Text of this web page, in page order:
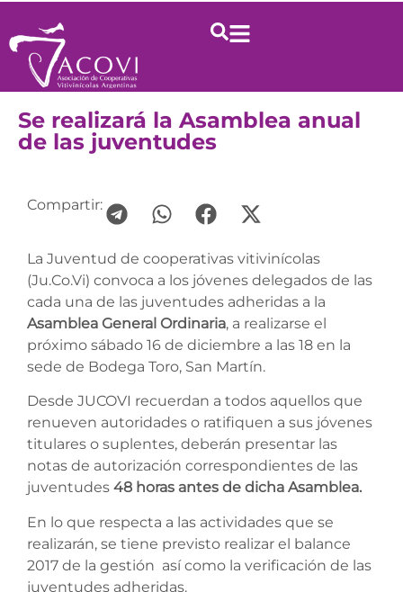
Se realizará la Asamblea anual
de las juventudes
Compartir:
La Juventud de cooperativas vitivinícolas
(Ju.Co.Vi) convoca a los jóvenes delegados de las
cada una de las juventudes adheridas a la
Asamblea General Ordinaria, a realizarse el
próximo sábado 16 de diciembre a las 18 en la
sede de Bodega Toro, San Martín.
Desde JUCOVI recuerdan a todos aquellos que
renueven autoridades o ratifiquen a sus jóvenes
titulares o suplentes, deberán presentar las
notas de autorización correspondientes de las
juventudes 48 horas antes de dicha Asamblea.
En lo que respecta a las actividades que se
realizarán, se tiene previsto realizar el balance
2017 de la gestión así como la verificación de las
juventudes adheridas.